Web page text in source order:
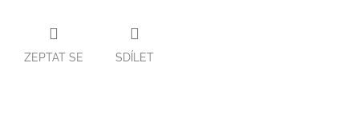
ZEPTAT SE SDÍLET